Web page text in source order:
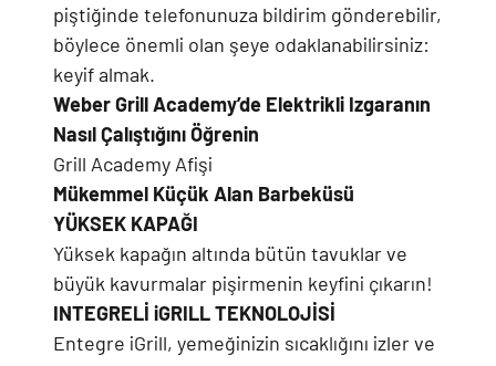
piştiğinde telefonunuza bildirim gönderebilir,
böylece önemli olan şeye odaklanabilirsiniz:
keyif almak.
Weber Grill Academy’de Elektrikli Izgaranın
Nasıl Çalıştığını Öğrenin
Grill Academy Afişi
Mükemmel Küçük Alan Barbeküsü
YÜKSEK KAPAĞI
Yüksek kapağın altında bütün tavuklar ve
büyük kavurmalar pişirmenin keyfini çıkarın!
INTEGRELİ iGRILL TEKNOLOJİSİ
Entegre iGrill, yemeğinizin sıcaklığını izler ve